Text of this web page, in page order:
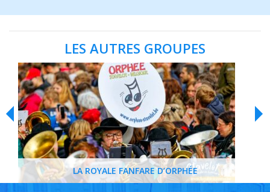
LES AUTRES GROUPES
LA ROYALE FANFARE D’ORPHÉE